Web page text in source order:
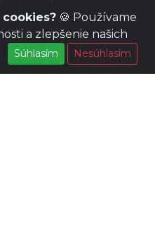
🍪 Používame
a zlepšenie našich
Súhlasím Nesúhlasím